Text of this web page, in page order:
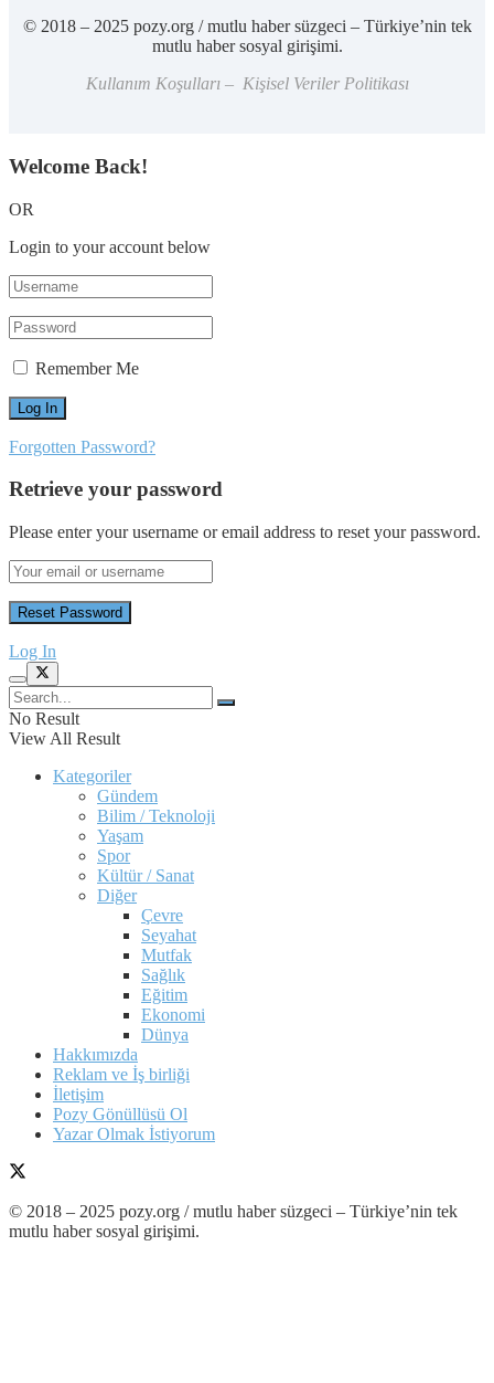
© 2018 – 2025 pozy.org / mutlu haber süzgeci – Türkiye’nin tek
mutlu haber sosyal girişimi.
Kullanım Koşulları – Kişisel Veriler Politikası
Welcome Back!
OR
Login to your account below
Remember Me
Forgotten Password?
Retrieve your password
Please enter your username or email address to reset your password.
Log In
No Result
View All Result
Kategoriler
Gündem
Bilim / Teknoloji
Yaşam
Spor
Kültür / Sanat
Diğer
Çevre
Seyahat
Mutfak
Sağlık
Eğitim
Ekonomi
Dünya
Hakkımızda
Reklam ve İş birliği
İletişim
Pozy Gönüllüsü Ol
Yazar Olmak İstiyorum
© 2018 – 2025 pozy.org / mutlu haber süzgeci – Türkiye’nin tek
mutlu haber sosyal girişimi.